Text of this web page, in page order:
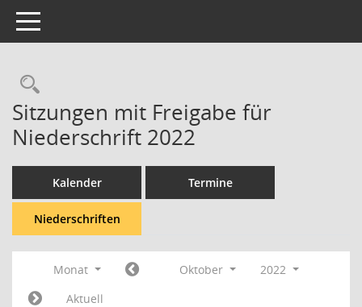
Toggle navigation
Rechercheauswahl
Sitzungen mit Freigabe für
Niederschrift 2022
Kalender Termine
Niederschriften
Monat Oktober
2022
Aktuell